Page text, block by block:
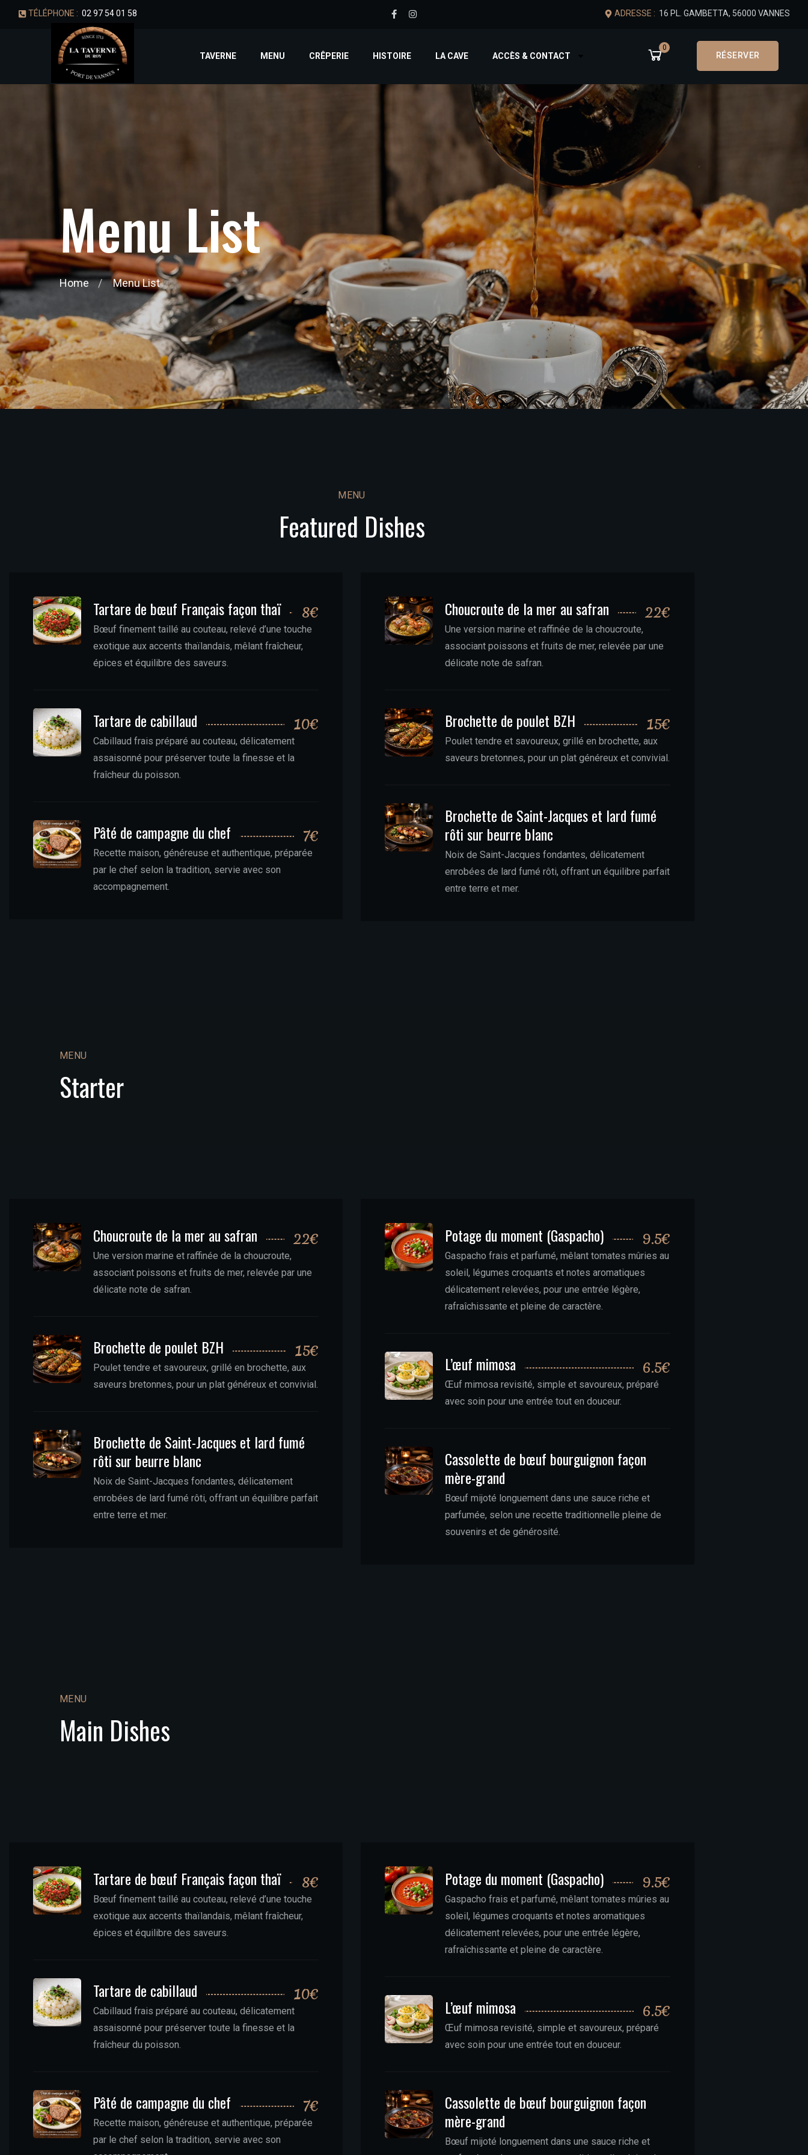
TÉLÉPHONE : 02 97 54 01 58 ADRESSE : 16 PL. GAMBETTA, 56000 VANNES
TAVERNE MENU CRÊPERIE HISTOIRE LA CAVE ACCÈS & CONTACT
0
RÉSERVER
Menu List
Home Menu List
MENU
Featured Dishes
Tartare de bœuf Français façon thaï
Bœuf finement taillé au couteau, relevé d’une touche
exotique aux accents thaïlandais, mêlant fraîcheur,
épices et équilibre des saveurs.
8€
Tartare de cabillaud
Cabillaud frais préparé au couteau, délicatement
assaisonné pour préserver toute la finesse et la
fraîcheur du poisson.
10€
Pâté de campagne du chef
Recette maison, généreuse et authentique, préparée
par le chef selon la tradition, servie avec son
accompagnement.
7€
Choucroute de la mer au safran
Une version marine et raffinée de la choucroute,
associant poissons et fruits de mer, relevée par une
délicate note de safran.
22€
Brochette de poulet BZH
Poulet tendre et savoureux, grillé en brochette, aux
saveurs bretonnes, pour un plat généreux et convivial.
15€
Brochette de Saint-Jacques et lard fumé
rôti sur beurre blanc
Noix de Saint-Jacques fondantes, délicatement
enrobées de lard fumé rôti, offrant un équilibre parfait
entre terre et mer.
20€
MENU
Starter
Choucroute de la mer au safran
Une version marine et raffinée de la choucroute,
associant poissons et fruits de mer, relevée par une
délicate note de safran.
22€
Brochette de poulet BZH
Poulet tendre et savoureux, grillé en brochette, aux
saveurs bretonnes, pour un plat généreux et convivial.
15€
Brochette de Saint-Jacques et lard fumé
rôti sur beurre blanc
Noix de Saint-Jacques fondantes, délicatement
enrobées de lard fumé rôti, offrant un équilibre parfait
entre terre et mer.
20€
Potage du moment (Gaspacho)
Gaspacho frais et parfumé, mêlant tomates mûries au
soleil, légumes croquants et notes aromatiques
délicatement relevées, pour une entrée légère,
rafraîchissante et pleine de caractère.
9.5€
L’œuf mimosa
Œuf mimosa revisité, simple et savoureux, préparé
avec soin pour une entrée tout en douceur.
6.5€
Cassolette de bœuf bourguignon façon
mère-grand
Bœuf mijoté longuement dans une sauce riche et
parfumée, selon une recette traditionnelle pleine de
souvenirs et de générosité.
MENU
Main Dishes
Tartare de bœuf Français façon thaï
Bœuf finement taillé au couteau, relevé d’une touche
exotique aux accents thaïlandais, mêlant fraîcheur,
épices et équilibre des saveurs.
8€
Tartare de cabillaud
Cabillaud frais préparé au couteau, délicatement
assaisonné pour préserver toute la finesse et la
fraîcheur du poisson.
10€
Pâté de campagne du chef
Recette maison, généreuse et authentique, préparée
par le chef selon la tradition, servie avec son
7€
Potage du moment (Gaspacho)
Gaspacho frais et parfumé, mêlant tomates mûries au
soleil, légumes croquants et notes aromatiques
délicatement relevées, pour une entrée légère,
rafraîchissante et pleine de caractère.
9.5€
L’œuf mimosa
Œuf mimosa revisité, simple et savoureux, préparé
avec soin pour une entrée tout en douceur.
6.5€
Cassolette de bœuf bourguignon façon
mère-grand
Bœuf mijoté longuement dans une sauce riche et